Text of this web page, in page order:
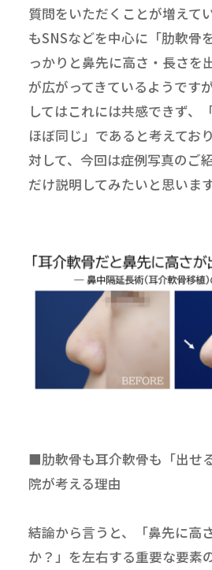
質問をいただくことが増えて
もSNSなどを中心に「肋軟骨
っかりと鼻先に高さ・長さを
が広がってきているようです
してはこれには共感できず、
ほぼ同じ」であると考えてお
対して、今回は症例写真のご
だけ説明してみたいと思います
■肋軟骨も耳介軟骨も「出せ
院が考える理由
結論から言うと、「鼻先に高
か？」を左右する重要な要素